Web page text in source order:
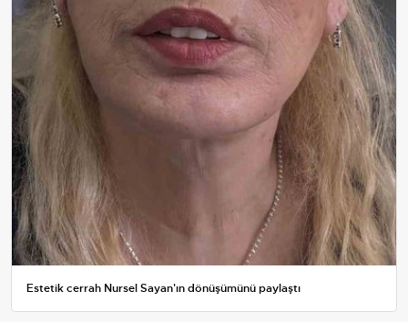
Estetik cerrah Nursel Sayan'ın dönüşümünü paylaştı